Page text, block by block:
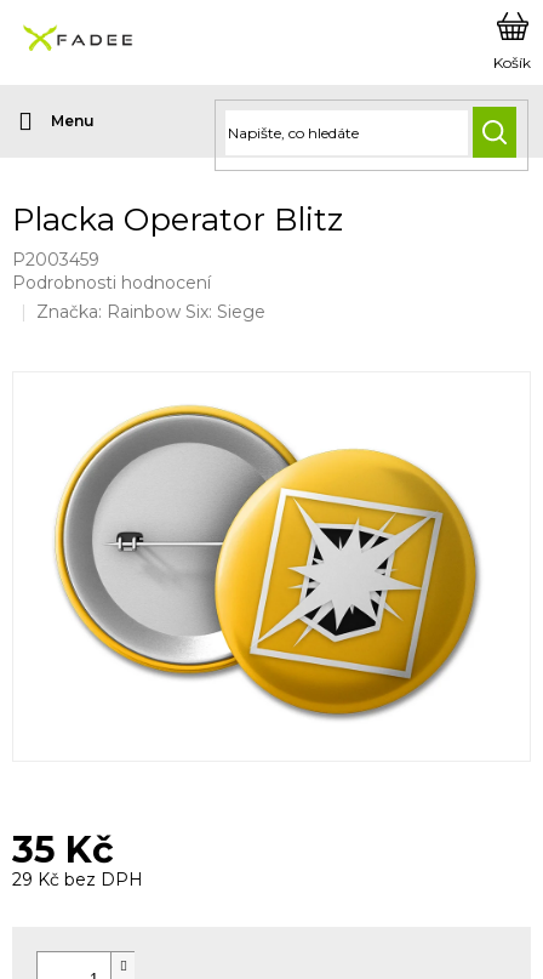
obsah
Placka Operator Blitz
P2003459
Průměrné
hodnocení
hvězdiček.
Podrobnosti hodnocení
Značka: Rainbow Six: Siege
35 Kč
29 Kč bez DPH